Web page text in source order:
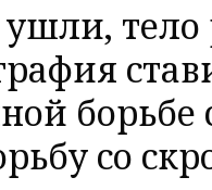
тело
со